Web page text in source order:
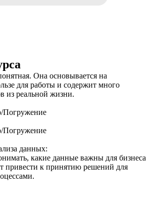
Она основывается на
для работы и содержит много
из реальной жизни.
Погружение
Погружение
данных:
какие данные важны для бизнеса
привести к принятию решений для